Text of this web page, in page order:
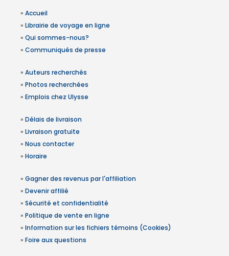
» Accueil
» Librairie de voyage en ligne
» Qui sommes-nous?
» Communiqués de presse
» Auteurs recherchés
» Photos recherchées
» Emplois chez Ulysse
» Délais de livraison
» Livraison gratuite
» Nous contacter
» Horaire
» Gagner des revenus par l'affiliation
» Devenir affilié
» Sécurité et confidentialité
» Politique de vente en ligne
» Information sur les fichiers témoins (Cookies)
» Foire aux questions